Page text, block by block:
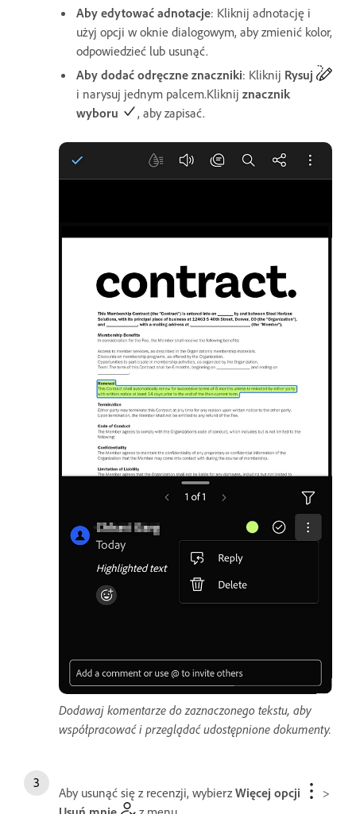
Aby edytować adnotacje: Kliknij adnotację i
użyj opcji w oknie dialogowym, aby zmienić kolor,
odpowiedzieć lub usunąć.
Aby dodać odręczne znaczniki: Kliknij Rysuj
i narysuj jednym palcem.Kliknij znacznik
wyboru
, aby zapisać.
Dodawaj komentarze do zaznaczonego tekstu, aby
współpracować i przeglądać udostępnione dokumenty.
Aby usunąć się z recenzji, wybierzWięcej opcji
>